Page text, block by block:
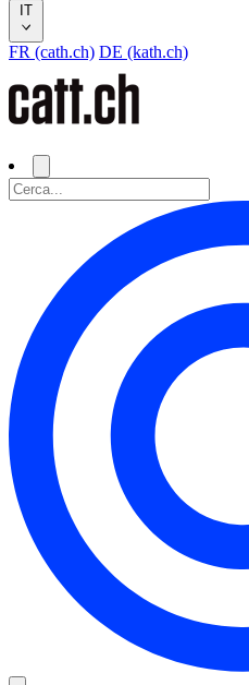
IT
FR (cath.ch) DE (kath.ch)